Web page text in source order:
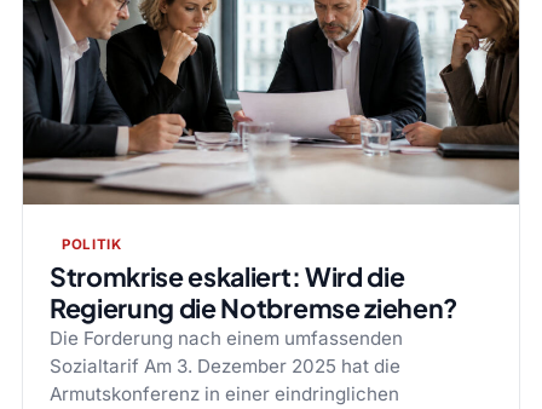
POLITIK
Stromkrise eskaliert: Wird die
Regierung die Notbremse ziehen?
Die Forderung nach einem umfassenden
Sozialtarif Am 3. Dezember 2025 hat die
Armutskonferenz in einer eindringlichen